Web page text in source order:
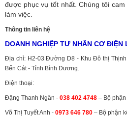
được phục vụ tốt nhất. Chúng tôi
làm việc.
Thông tin liên hệ
DOANH NGHIỆP TƯ NHÂN CƠ ĐIỆN
Địa chỉ: H2-03 Đường D8 - Khu Đô thị
Bến Cát - Tỉnh Bình Dương.
Điện thoại:
Đặng Thanh Ngân - 038 402 4748 – Bộ
Võ Thị Tuyết Anh - 0973 646 780 – Bộ phận